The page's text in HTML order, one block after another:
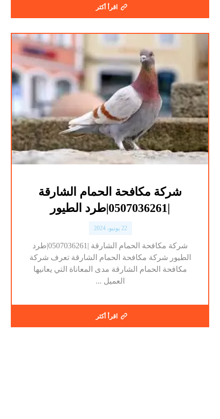
اقرأ أكثر
شركة مكافحة الحمام الشارقة
|0507036261|طرد الطيور
22 يونيو، 2024
شركة مكافحة الحمام الشارقة |0507036261|طرد
الطيور شركة مكافحة الحمام الشارقة تعرف شركة
مكافحة الحمام الشارقة مدى المعاناة التي يعانيها
العميل ...
اقرأ أكثر